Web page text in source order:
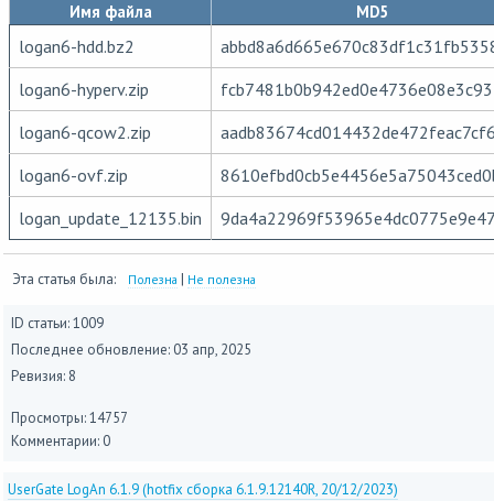
Имя файла MD5
logan6-hdd.bz2
logan6-hyperv.zip
logan6-qcow2.zip
logan6-ovf.zip
logan_update_12135.bin
Эта статья была: Полезна | Не полезна
ID статьи: 1009
Последнее обновление: 03 апр, 2025
Ревизия: 8
Просмотры: 14757
Комментарии: 0
UserGate LogAn 6.1.9 (hotfix сборка 6.1.9.12140R, 20/12/2023)